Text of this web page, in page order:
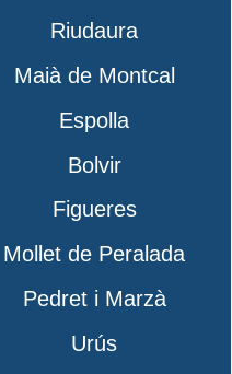
Riudaura
Maià de Montcal
Espolla
Bolvir
Figueres
Mollet de Peralada
Pedret i Marzà
Urús